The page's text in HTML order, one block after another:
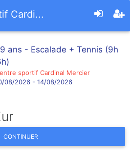
Cardi...
ans - Escalade + Tennis (9h
sportif Cardinal Mercier
08/2026 - 14/08/2026
CONTINUER